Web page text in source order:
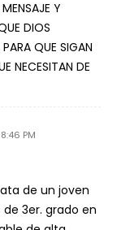
Y
DIOS
QUE SIGAN
NECESITAN DE
PM
de un joven
3er. grado en